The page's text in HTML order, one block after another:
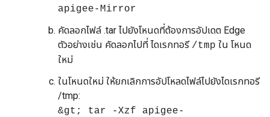
apigee-Mirror
คัดลอกไฟล์ .tar ไปยังโหนดที่ต้องการอัปเดต Edge
ตัวอย่างเช่น คัดลอกไปที่ ไดเรกทอรี /tmp ใน โหนด
ใหม่
ในโหนดใหม่ ให้ยกเลิกการอัปโหลดไฟล์ไปยังไดเรกทอรี
/tmp:
&gt; tar -Xzf apigee-